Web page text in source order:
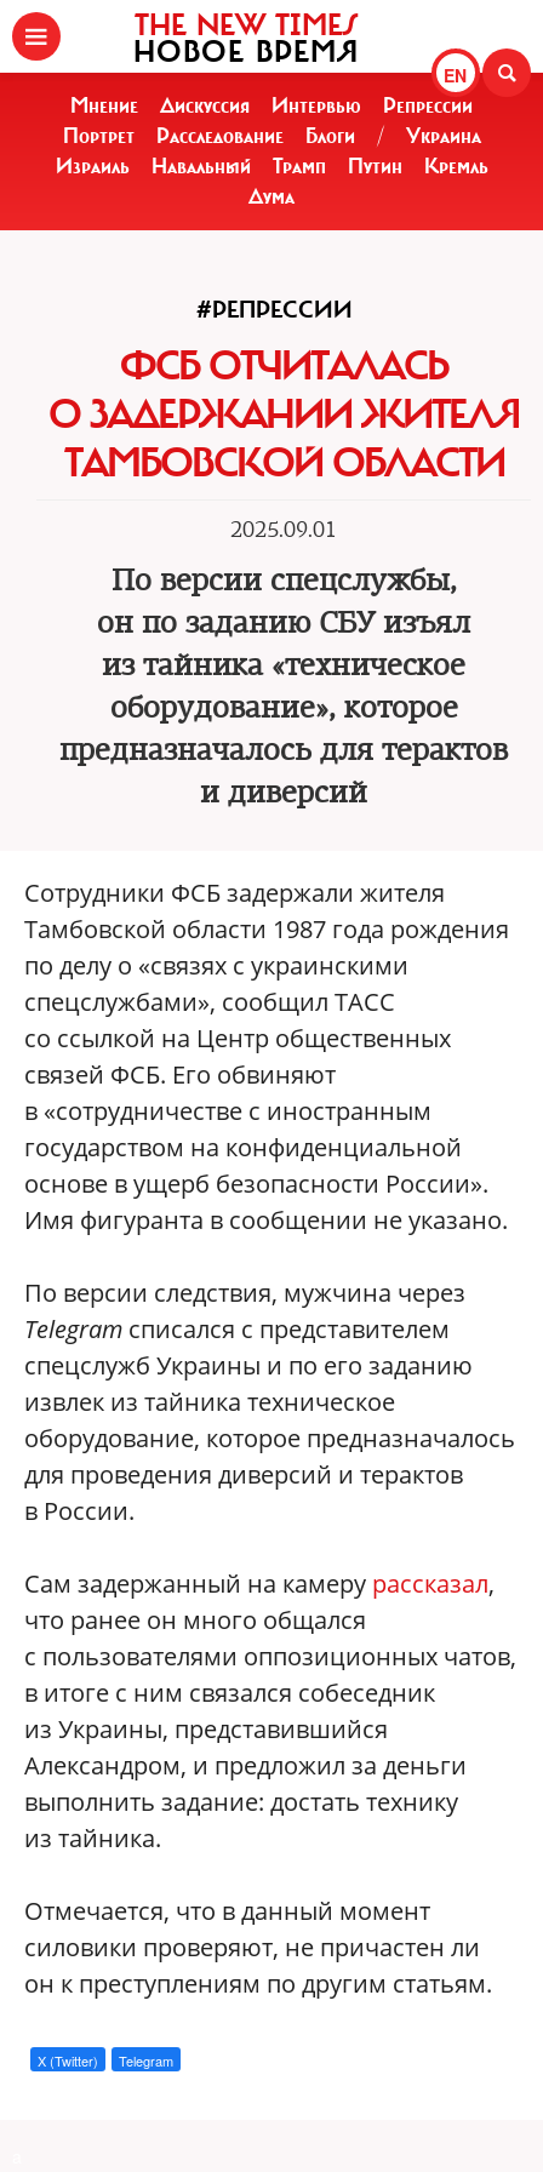
EN
THE NEW TIMES
НОВОЕ ВРЕМЯ
Мнение Дискуссия Интервью
Репрессии
Портрет
Расследование Блоги /
Украина
Израиль
Навальный Трамп Путин
Кремль
Дума
#РЕПРЕССИИ
ФСБ ОТЧИТАЛАСЬ
О ЗАДЕРЖАНИИ ЖИТЕЛЯ
ТАМБОВСКОЙ ОБЛАСТИ
2025.09.01
По версии спецслужбы,
он по заданию СБУ изъял
из тайника «техническое
оборудование», которое
предназначалось для терактов
и диверсий
Сотрудники ФСБ задержали жителя
Тамбовской области 1987 года рождения
по делу о «связях с украинскими
спецслужбами», сообщил ТАСС
со ссылкой на Центр общественных
связей ФСБ. Его обвиняют
в «сотрудничестве с иностранным
государством на конфиденциальной
основе в ущерб безопасности России».
Имя фигуранта в сообщении не указано.
По версии следствия, мужчина через
Telegram списался с представителем
спецслужб Украины и по его заданию
извлек из тайника техническое
оборудование, которое предназначалось
для проведения диверсий и терактов
в России.
Сам задержанный на камеру рассказал,
что ранее он много общался
с пользователями оппозиционных чатов,
в итоге с ним связался собеседник
из Украины, представившийся
Александром, и предложил за деньги
выполнить задание: достать технику
из тайника.
Отмечается, что в данный момент
силовики проверяют, не причастен ли
он к преступлениям по другим статьям.
X (Twitter) Telegram